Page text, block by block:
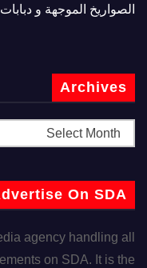
الصواريخ الموجهة و
Archives
On SDA
agency handling all
on SDA. It is the